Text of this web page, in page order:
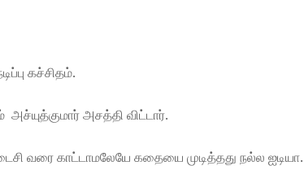
கச்சிதம்.
அசத்தி விட்டார்.
வரை காட்டாமலேயே கதையை முடித்தது நல்ல ஐடியா.